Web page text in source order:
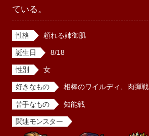
ている。
性格 頼れる姉御肌
誕生日 8/18
性別 女
好きなもの 相棒のワイルディ、肉弾戦
苦手なもの 知能戦
関連モンスター